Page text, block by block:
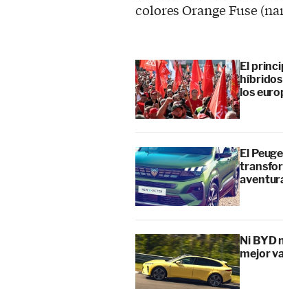
colores Orange Fuse
El
híbridos
los
El
Ni BYD
mejor